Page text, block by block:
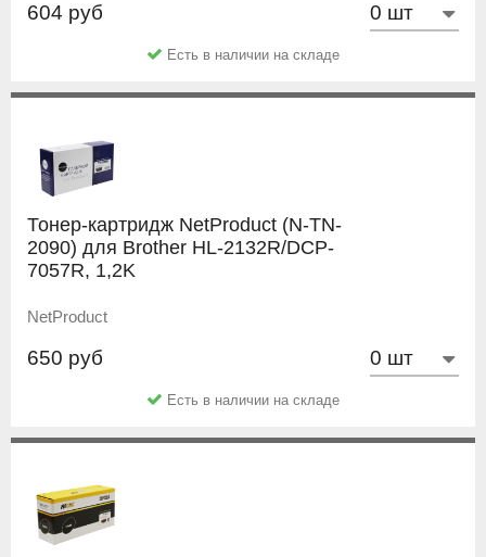
604 руб
Есть в наличии на складе
Тонер-картридж NetProduct (N-TN-
2090) для Brother HL-2132R/DCP-
7057R, 1,2K
NetProduct
650 руб
Есть в наличии на складе